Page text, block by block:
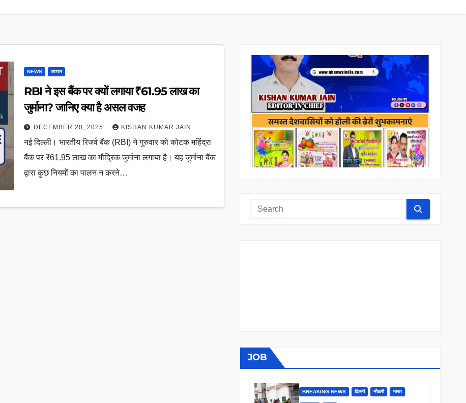
NEWS व्यापार
RBI ने इस बैंक पर क्यों लगाया ₹61.95 लाख का
जुर्माना? जानिए क्या है असल वजह
DECEMBER 20, 2025 KISHAN KUMAR JAIN
नई दिल्ली। भारतीय रिजर्व बैंक (RBI) ने गुरुवार को कोटक महिंद्रा
बैंक पर ₹61.95 लाख का मौद्रिक जुर्माना लगाया है। यह जुर्माना बैंक
द्वारा कुछ नियमों का पालन न करने…
JOB
BREAKING NEWS दिल्ली नौकरी भारत